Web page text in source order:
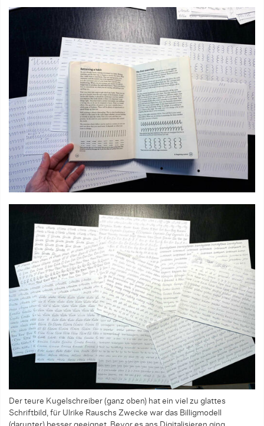
Der teure Kugelschreiber (ganz oben) hat ein viel zu glattes
Schriftbild, für Ulrike Rauschs Zwecke war das Billigmodell